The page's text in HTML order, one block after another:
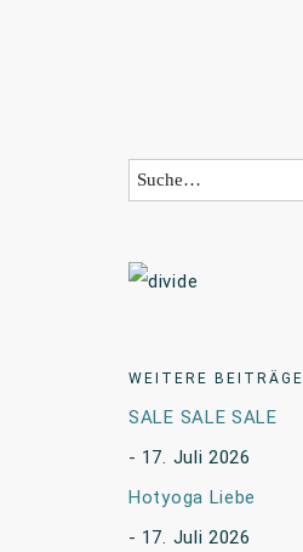
WEITERE BEITRÄGE
SALE SALE SALE
17. Juli 2026
Hotyoga Liebe
17. Juli 2026